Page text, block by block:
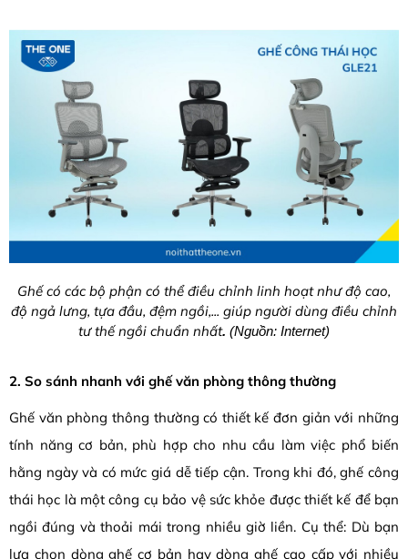
Ghế có các bộ phận có thể điều chỉnh linh hoạt như độ cao,
độ ngả lưng, tựa đầu, đệm ngồi,... giúp người dùng điều chỉnh
tư thế ngồi chuẩn nhất. (Nguồn: Internet)
2. So sánh nhanh với ghế văn phòng thông thường
Ghế văn phòng thông thường có thiết kế đơn giản với những
tính năng cơ bản, phù hợp cho nhu cầu làm việc phổ biến
hằng ngày và có mức giá dễ tiếp cận. Trong khi đó, ghế công
thái học là một công cụ bảo vệ sức khỏe được thiết kế để bạn
ngồi đúng và thoải mái trong nhiều giờ liền. Cụ thể: Dù bạn
lựa chọn dòng ghế cơ bản hay dòng ghế cao cấp với nhiều